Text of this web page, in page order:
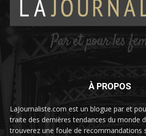
À PROPOS
LaJournaliste.com est un blogue par et
traite des dernières tendances du monde
trouverez une foule de recommandations